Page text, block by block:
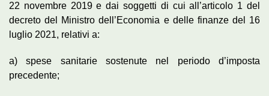
22 novembre 2019 e dai soggetti di cui all’articolo 1 del
decreto del Ministro dell’Economia e delle finanze del 16
luglio 2021, relativi a:
a) spese sanitarie sostenute nel periodo d’imposta
precedente;